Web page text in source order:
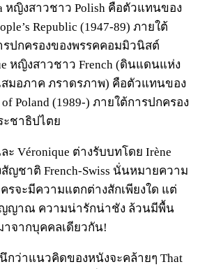
หญิงสาวชาว Polish คือตัวแทนของ
Republic (1947-89) ภายใต้
รปกครองของพรรคคอมมิวนิสต์
หญิงสาวชาว French (ดินแดนแห่ง
สมอภาค ภราดรภาพ) คือตัวแทนของ
of Poland (1989-) ภายใต้การปกครอง
ะชาธิปไตย
ะ Véronique ต่างรับบทโดย Irène
สัญชาติ French-Swiss นั่นหมายความ
รจะมีความแตกต่างสักเพียงใด แต่
ญาณ ความน่ารักน่าชัง ล้วนมีพื้น
าจากบุคคลเดียวกัน!
กว่าแนวคิดของหนังจะคล้ายๆ That